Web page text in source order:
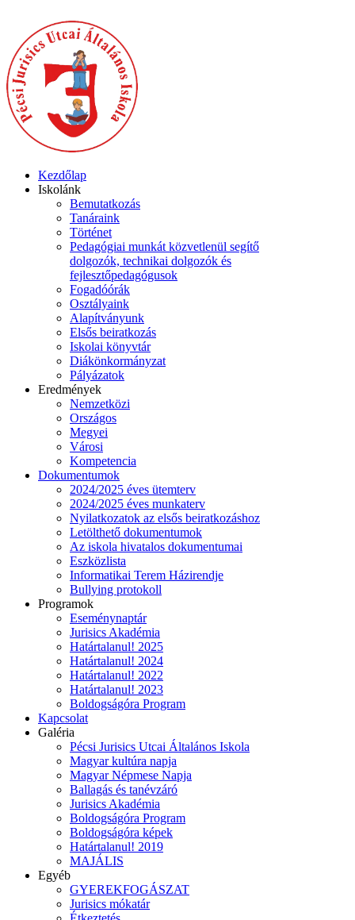
Kezdőlap
Iskolánk
Bemutatkozás
Tanáraink
Történet
Pedagógiai munkát közvetlenül segítő
dolgozók, technikai dolgozók és
fejlesztőpedagógusok
Fogadóórák
Osztályaink
Alapítványunk
Elsős beiratkozás
Iskolai könyvtár
Diákönkormányzat
Pályázatok
Eredmények
Nemzetközi
Országos
Megyei
Városi
Kompetencia
Dokumentumok
2024/2025 éves ütemterv
2024/2025 éves munkaterv
Nyilatkozatok az elsős beiratkozáshoz
Letölthető dokumentumok
Az iskola hivatalos dokumentumai
Eszközlista
Informatikai Terem Házirendje
Bullying protokoll
Programok
Eseménynaptár
Jurisics Akadémia
Határtalanul! 2025
Határtalanul! 2024
Határtalanul! 2022
Határtalanul! 2023
Boldogságóra Program
Kapcsolat
Galéria
Pécsi Jurisics Utcai Általános Iskola
Magyar kultúra napja
Magyar Népmese Napja
Ballagás és tanévzáró
Jurisics Akadémia
Boldogságóra Program
Boldogságóra képek
Határtalanul! 2019
MAJÁLIS
Egyéb
GYEREKFOGÁSZAT
Jurisics mókatár